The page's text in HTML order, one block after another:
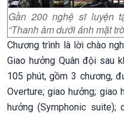
Gần 200 nghệ sĩ luyện
“Thanh âm dưới ánh mặt
Chương trình là lời chào
Giao hưởng Quân đội sau
105 phút, gồm 3 chương,
Overture; giao hưởng; giao
hưởng (Symphonic suite);